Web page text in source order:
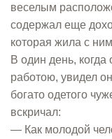
веселым
содержал еще
которая жила с
В один день,
работою, увидел
богато одетого
вскричал:
— Как молодой